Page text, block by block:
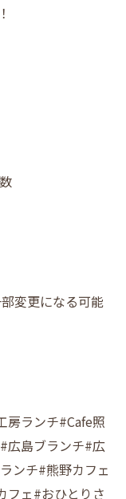
変更になる可能
房ランチ#Cafe照
広島ブランチ#広
ンチ#熊野カフェ
フェ#おひとりさ